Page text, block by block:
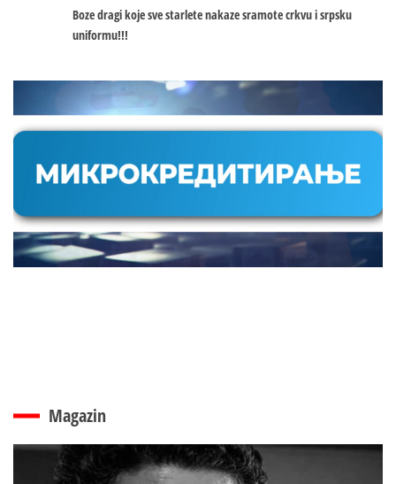
Boze dragi koje sve starlete nakaze sramote crkvu i srpsku
uniformu!!!
Magazin